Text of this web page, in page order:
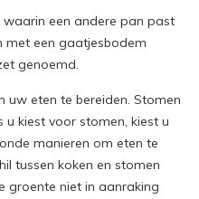
een andere pan past
met een gaatjesbodem
genoemd.
uw eten te bereiden. Stomen
u kiest voor stomen, kiest u
manieren om eten te
tussen koken en stomen
groente niet in aanraking